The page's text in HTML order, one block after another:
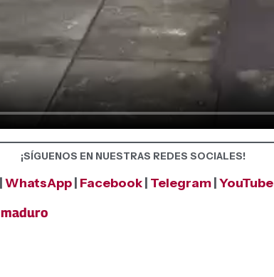
¡SÍGUENOS EN NUESTRAS REDES SOCIALES!
WhatsApp Facebook Telegram YouTube
maduro